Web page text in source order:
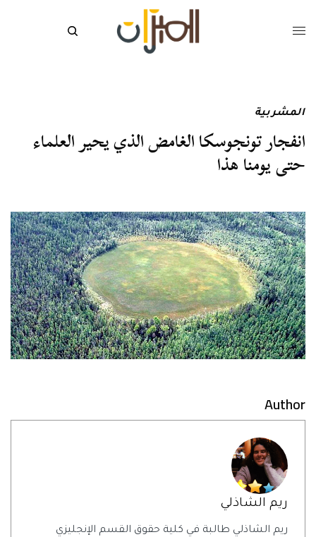
المشربية
انفجار تونجوسكا الغامض الذي يحير العلماء
حتى يومنا هذا
Author
ريم الشاذلي
ريم الشاذلي طالبة في كلية حقوق القسم الإنجليزي